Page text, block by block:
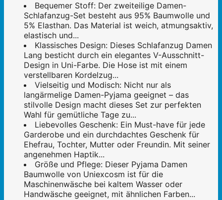
Bequemer Stoff: Der zweiteilige Damen-
Schlafanzug-Set besteht aus 95% Baumwolle und
5% Elasthan. Das Material ist weich, atmungsaktiv,
elastisch und...
Klassisches Design: Dieses Schlafanzug Damen
Lang besticht durch ein elegantes V-Ausschnitt-
Design in Uni-Farbe. Die Hose ist mit einem
verstellbaren Kordelzug...
Vielseitig und Modisch: Nicht nur als
langärmelige Damen-Pyjama geeignet – das
stilvolle Design macht dieses Set zur perfekten
Wahl für gemütliche Tage zu...
Liebevolles Geschenk: Ein Must-have für jede
Garderobe und ein durchdachtes Geschenk für
Ehefrau, Tochter, Mutter oder Freundin. Mit seiner
angenehmen Haptik...
Größe und Pflege: Dieser Pyjama Damen
Baumwolle von Uniexcosm ist für die
Maschinenwäsche bei kaltem Wasser oder
Handwäsche geeignet, mit ähnlichen Farben...